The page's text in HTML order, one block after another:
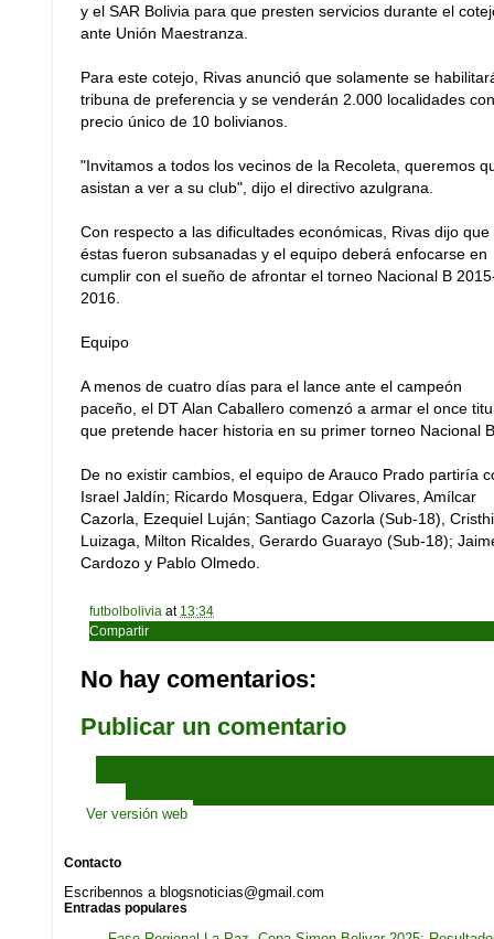
y el SAR Bolivia para que presten servicios durante el
ante Unión Maestranza.
Para este cotejo, Rivas anunció que solamente se
tribuna de preferencia y se venderán 2.000 localidades
precio único de 10 bolivianos.
"Invitamos a todos los vecinos de la Recoleta, queremos
asistan a ver a su club", dijo el directivo azulgrana.
Con respecto a las dificultades económicas, Rivas dijo que
éstas fueron subsanadas y el equipo deberá enfocarse en
cumplir con el sueño de afrontar el torneo Nacional B
2016.
Equipo
A menos de cuatro días para el lance ante el campeón
paceño, el DT Alan Caballero comenzó a armar el once
que pretende hacer historia en su primer torneo Nacional
De no existir cambios, el equipo de Arauco Prado partiría
Israel Jaldín; Ricardo Mosquera, Edgar Olivares, Amílcar
Cazorla, Ezequiel Luján; Santiago Cazorla (Sub-18),
Luizaga, Milton Ricaldes, Gerardo Guarayo (Sub-18);
Cardozo y Pablo Olmedo.
futbolbolivia at 13:34
Compartir
No hay comentarios:
Publicar un comentario
Ver versión web
Contacto
Escribennos a blogsnoticias@gmail.com
Entradas populares